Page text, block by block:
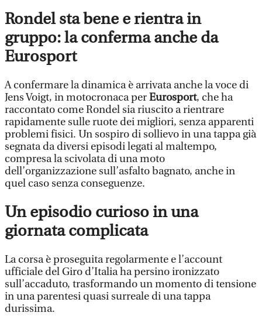
Rondel sta bene e rientra in
gruppo: la conferma anche da
Eurosport
A confermare la dinamica è arrivata anche la voce di
Jens Voigt, in motocronaca perEurosport, che ha
raccontato come Rondel sia riuscito a rientrare
rapidamente sulle ruote dei migliori, senza apparenti
problemi fisici. Un sospiro di sollievo in una tappa già
segnata da diversi episodi legati al maltempo,
compresa la scivolata di una moto
dell’organizzazione sull’asfalto bagnato, anche in
quel caso senza conseguenze.
Un episodio curioso in una
giornata complicata
La corsa è proseguita regolarmente e l’account
ufficiale del Giro d’Italia ha persino ironizzato
sull’accaduto, trasformando un momento di tensione
in una parentesi quasi surreale di una tappa
durissima.